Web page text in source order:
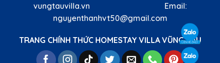
TRANG CHÍNH THỨC HOMESTAY VILLA VŨNG TÀU
vungtauvilla.vn Email:
nguyenthanhvt50@gmail.com